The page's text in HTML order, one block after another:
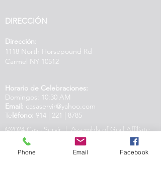
DIRECCIÓN
Dirección:
1118 North Horsepound Rd
Carmel NY 10512
Horario de Celebraciones:
Domingos: 10:30 AM
Email: casaservir@yahoo.com
Te léfono: 914 | 221 | 8785
©2024 Casa Servir | Assembly of God Affiliate
| Created by IAMM
Phone Email Facebook